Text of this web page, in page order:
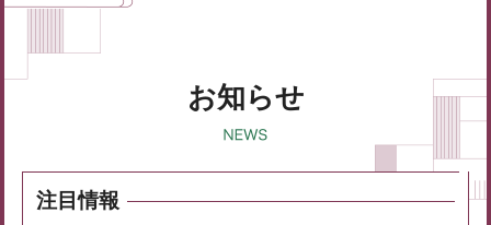
お知らせ
注目情報